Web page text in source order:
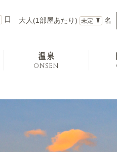
日 大人(1部屋あたり) 名
温泉
ONSEN